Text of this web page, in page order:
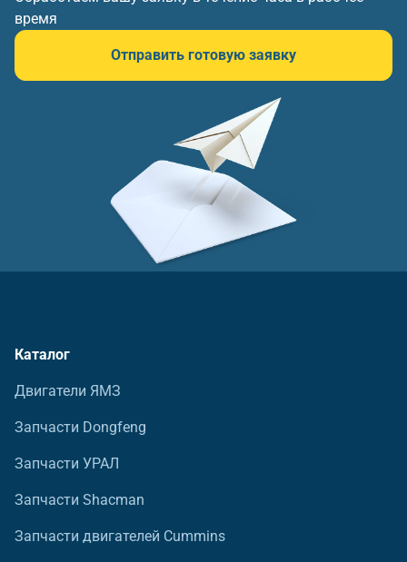
время
Отправить готовую заявку
Каталог
Двигатели ЯМЗ
Запчасти Dongfeng
Запчасти УРАЛ
Запчасти Shacman
Запчасти двигателей Cummins